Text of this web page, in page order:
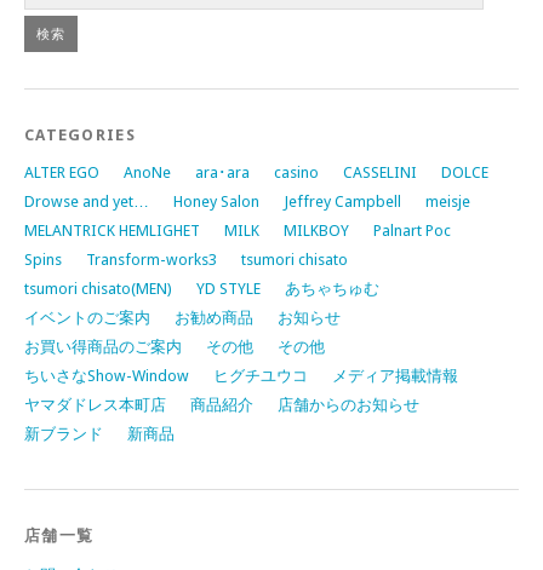
CATEGORIES
ALTER EGO AnoNe ara･ara casino CASSELINI
DOLCE
Drowse and yet…
Honey Salon Jeffrey Campbell
meisje
MELANTRICK HEMLIGHET
MILK MILKBOY
Palnart Poc
Spins
Transform-works3
tsumori chisato
tsumori chisato(MEN)
YD STYLE
あちゃちゅむ
イベントのご案内
お勧め商品
お知らせ
お買い得商品のご案内
その他
その他
ちいさなShow-Window
ヒグチユウコ
メディア掲載情報
ヤマダドレス本町店
商品紹介
店舗からのお知らせ
新ブランド
新商品
店舗一覧